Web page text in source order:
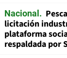
Nacional
licitación
plataforma
respaldada por